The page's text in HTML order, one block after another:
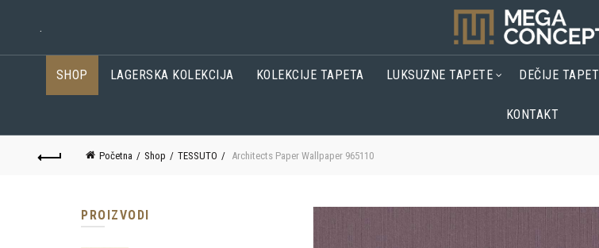
.
SHOP LAGERSKA KOLEKCIJA KOLEKCIJE TAPETA LUKSUZNE TAPETE DEČIJE
KONTAKT
Početna Shop TESSUTO Architects Paper Wallpaper 965110
PROIZVODI